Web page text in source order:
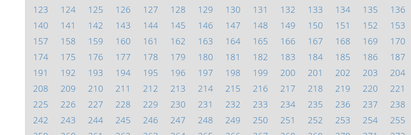
123
124 125 126 127 128 129 130 131 132 133 134 135 136
140
141 142 143 144 145 146 147 148 149 150 151 152 153
157
158 159 160 161 162 163 164 165 166 167 168 169 170
174
175 176 177 178 179 180 181 182 183 184 185 186 187
191
192 193 194 195 196 197 198 199 200 201 202 203 204
208
209 210 211 212 213 214 215 216 217 218 219 220 221
225
226 227 228 229 230 231 232 233 234 235 236 237 238
242
243 244 245 246 247 248 249 250 251 252 253 254 255